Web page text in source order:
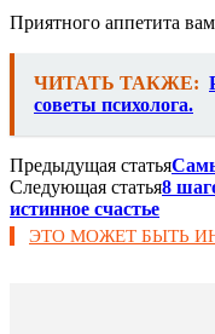
Приятного аппетита
ЧИТАТЬ ТАКЖЕ:
советы психолога.
Предыдущая статья
Следующая статья8
истинное счастье
ЭТО МОЖЕТ БЫТЬ